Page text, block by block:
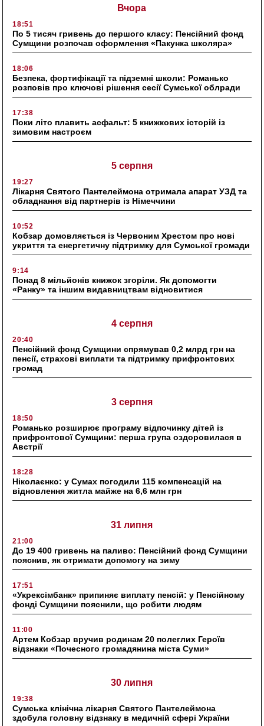
Вчора
18:51
По 5 тисяч гривень до першого класу: Пенсійний фонд
Сумщини розпочав оформлення «Пакунка школяра»
18:06
Безпека, фортифікації та підземні школи: Романько
розповів про ключові рішення сесії Сумської облради
17:38
Поки літо плавить асфальт: 5 книжкових історій із
зимовим настроєм
5 серпня
19:27
Лікарня Святого Пантелеймона отримала апарат УЗД та
обладнання від партнерів із Німеччини
10:52
Кобзар домовляється із Червоним Хрестом про нові
укриття та енергетичну підтримку для Сумської громади
9:14
Понад 8 мільйонів книжок згоріли. Як допомогти
«Ранку» та іншим видавництвам відновитися
4 серпня
20:40
Пенсійний фонд Сумщини спрямував 0,2 млрд грн на
пенсії, страхові виплати та підтримку прифронтових
громад
3 серпня
18:50
Романько розширює програму відпочинку дітей із
прифронтової Сумщини: перша група оздоровилася в
Австрії
18:28
Ніколаєнко: у Сумах погодили 115 компенсацій на
відновлення житла майже на 6,6 млн грн
31 липня
21:00
До 19 400 гривень на паливо: Пенсійний фонд Сумщини
пояснив, як отримати допомогу на зиму
17:51
«Укрексімбанк» припиняє виплату пенсій: у Пенсійному
фонді Сумщини пояснили, що робити людям
11:00
Артем Кобзар вручив родинам 20 полеглих Героїв
відзнаки «Почесного громадянина міста Суми»
30 липня
19:38
Сумська клінічна лікарня Святого Пантелеймона
здобула головну відзнаку в медичній сфері України